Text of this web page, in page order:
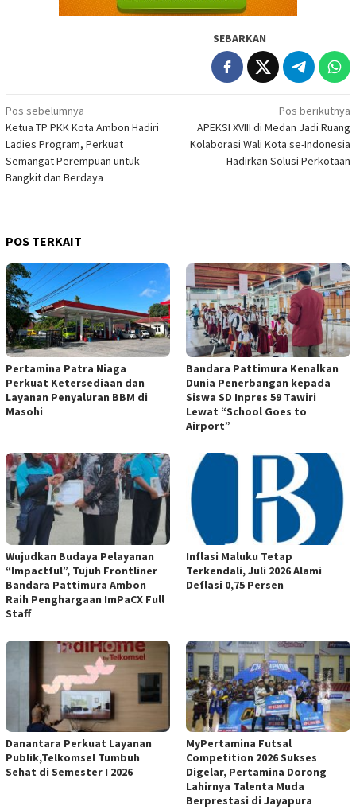
SEBARKAN
Navigasi
pos
Pos sebelumnya
Ketua TP PKK Kota Ambon Hadiri
Ladies Program, Perkuat
Semangat Perempuan untuk
Bangkit dan Berdaya
Pos berikutnya
APEKSI XVIII di Medan Jadi Ruang
Kolaborasi Wali Kota se-Indonesia
Hadirkan Solusi Perkotaan
POS TERKAIT
Pertamina Patra Niaga
Perkuat Ketersediaan dan
Layanan Penyaluran BBM di
Masohi
Bandara Pattimura Kenalkan
Dunia Penerbangan kepada
Siswa SD Inpres 59 Tawiri
Lewat “School Goes to
Airport”
Wujudkan Budaya Pelayanan
“Impactful”, Tujuh Frontliner
Bandara Pattimura Ambon
Raih Penghargaan ImPaCX Full
Staff
Inflasi Maluku Tetap
Terkendali, Juli 2026 Alami
Deflasi 0,75 Persen
Danantara Perkuat Layanan
Publik,Telkomsel Tumbuh
Sehat di Semester I 2026
MyPertamina Futsal
Competition 2026 Sukses
Digelar, Pertamina Dorong
Lahirnya Talenta Muda
Berprestasi di Jayapura